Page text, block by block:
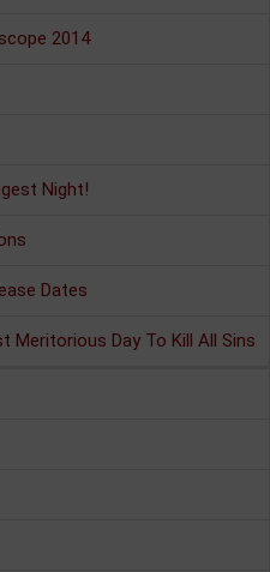
2014
Night!
Dates
Meritorious Day To Kill All Sins